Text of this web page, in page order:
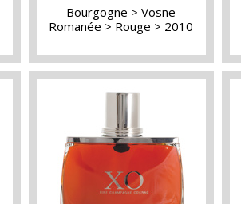
Bourgogne
Vosne
Romanée
Rouge 2010